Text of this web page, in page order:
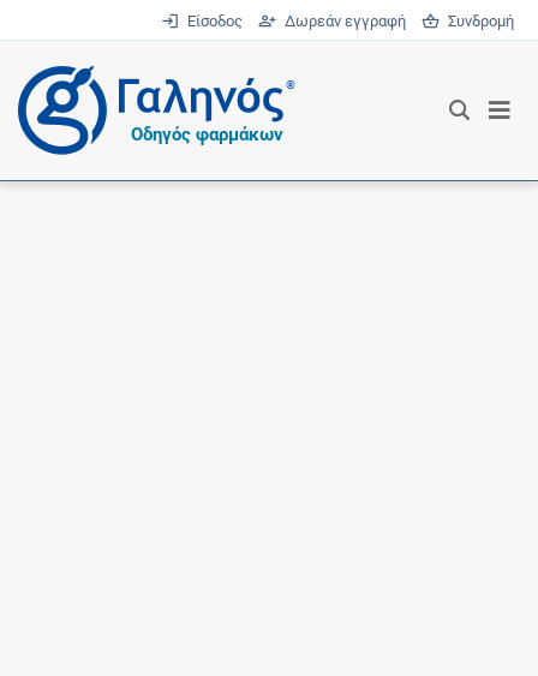
Είσοδος Δωρεάν εγγραφή Συνδρομή
®
Οδηγός φαρμάκων